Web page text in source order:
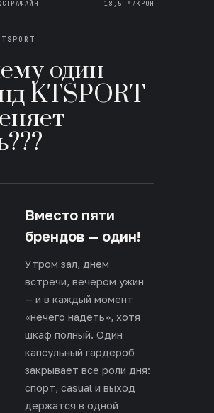
18,5 МИКРОН
один
KTSPORT
Вместо пяти
брендов — один!
Утром зал, днём
встречи, вечером ужин
— и в каждый момент
«нечего надеть», хотя
шкаф полный. Один
капсульный гардероб
закрывает все роли дня:
спорт, casual и выход
держатся в одной